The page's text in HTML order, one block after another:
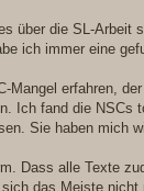
über die SL-Arbeit
ich immer eine
Mangel erfahren,
Ich fand die
Sie haben mich
Dass alle Texte
das Meiste nicht